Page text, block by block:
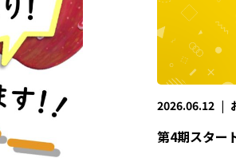
2026.06.12 |
第4期スター